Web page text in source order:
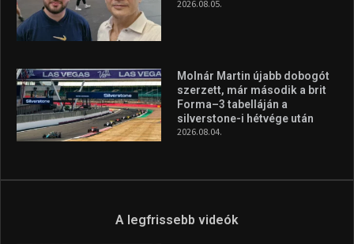
2026.08.05.
Molnár Martin újabb dobogót
szerzett, már második a brit
Forma–3 tabelláján a
silverstone-i hétvége után
2026.08.04.
A legfrissebb videók